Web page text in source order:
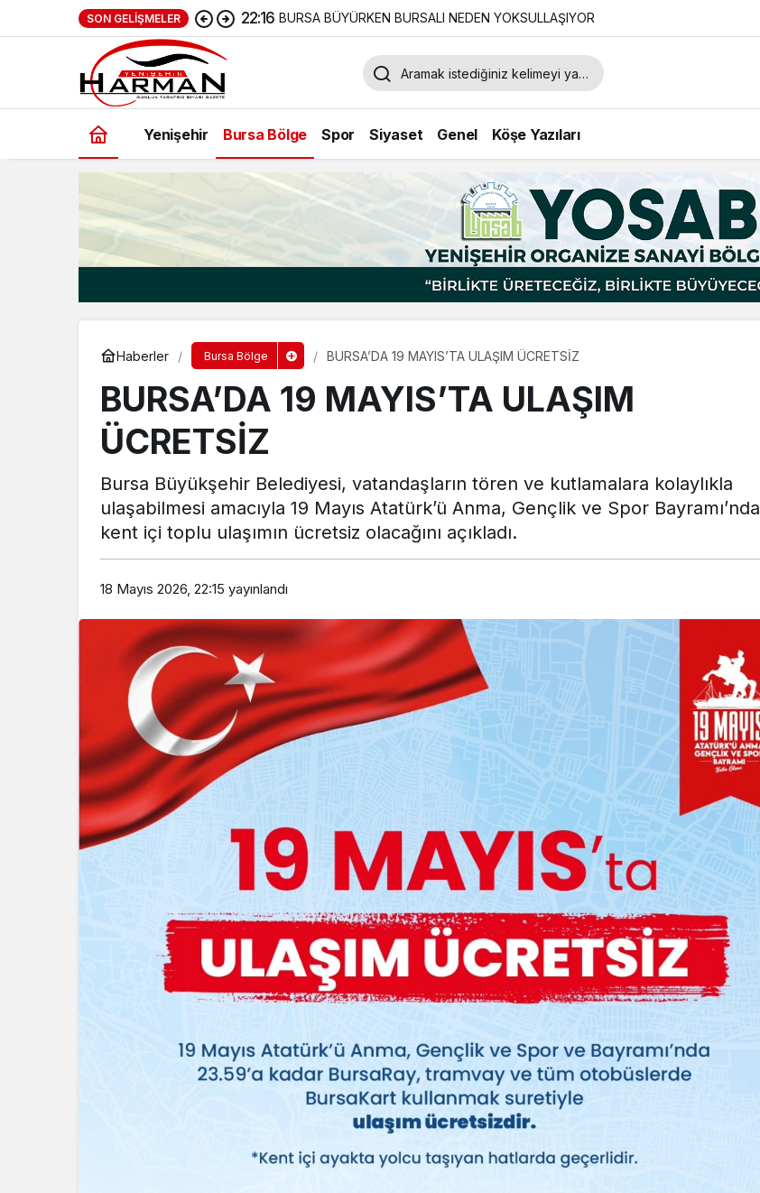
SON GELIŞMELER 22:16 BURSA BÜYÜRKEN BURSALI NEDEN YOKSULLAŞIYOR
Yenişehir Bursa Bölge Spor Siyaset Genel Köşe Yazıları
Haberler Bursa Bölge BURSA’DA 19 MAYIS’TA ULAŞIM ÜCRETSİZ
BURSA’DA 19 MAYIS’TA ULAŞIM
ÜCRETSİZ
Bursa Büyükşehir Belediyesi, vatandaşların tören ve kutlamalara kolaylıkla
ulaşabilmesi amacıyla 19 Mayıs Atatürk’ü Anma, Gençlik ve Spor Bayramı’nda
kent içi toplu ulaşımın ücretsiz olacağını açıkladı.
18 Mayıs 2026, 22:15 yayınlandı
Bursa Bölge
BURSA BÜYÜRKEN
BURSALI NEDEN
YOKSULLAŞIYOR